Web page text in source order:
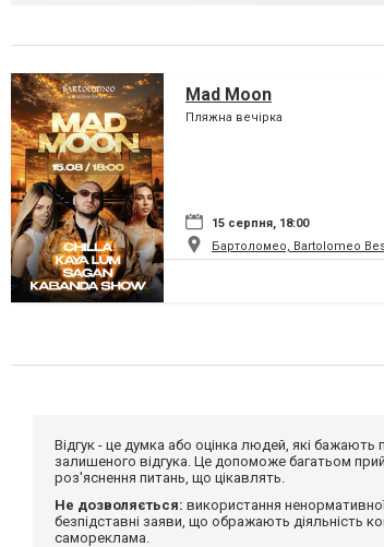
Mad Moon
Пляжна вечірка
15 серпня, 18:00
Бартоломео, Bartolomeo
Відгук - це думка або оцінка людей, які
залишеного відгука. Це допоможе багатьом
роз'яснення питань, що цікавлять.
Не дозволяється: використання
безпідставні заяви, що ображають діяльність
самореклама.